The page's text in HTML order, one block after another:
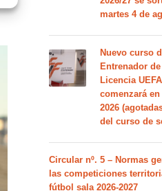
martes 4 de
Nuevo curso
Entrenador
Licencia
comenzará
2026
del curso de
Circular nº. 5 – Normas
las competiciones
fútbol sala 2026-2027